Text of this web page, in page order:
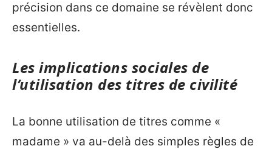
précision dans ce domaine se révèlent donc
essentielles.
Les implications sociales de
l’utilisation des titres de civilité
La bonne utilisation de titres comme «
madame » va au-delà des simples règles de